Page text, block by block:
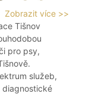
Zobrazit více >>
Tišnov
pro psy,
služeb,
diagnostické